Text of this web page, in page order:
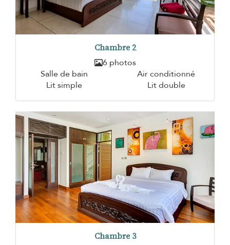
Chambre 2
6 photos
Salle de bain
Air conditionné
Lit simple
Lit double
Chambre 3